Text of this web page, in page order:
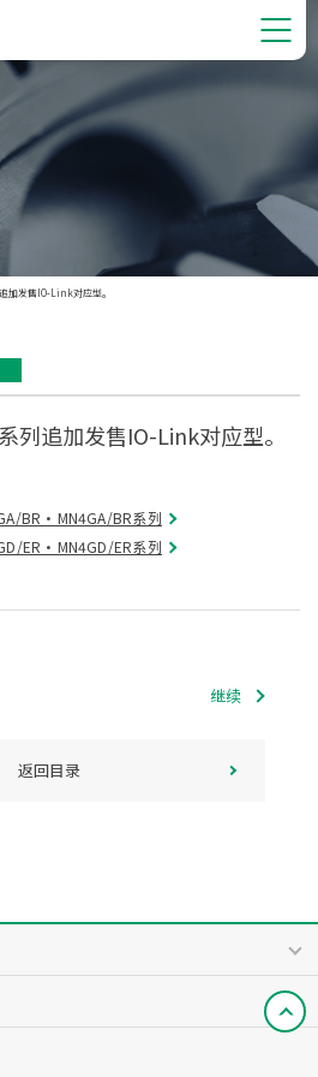
加发售IO-Link对应型。
列追加发售IO-Link对应型。
BR・MN4GA/BR系列
ER・MN4GD/ER系列
继续
返回目录